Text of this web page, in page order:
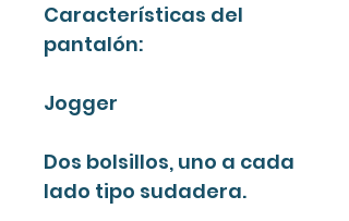
Características del
pantalón:
Jogger
Dos bolsillos, uno a cada
lado tipo sudadera.